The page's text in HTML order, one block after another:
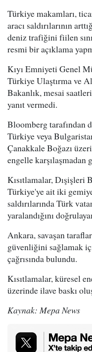
Türkiye makamları,
aracı saldırılarının
deniz trafiğini fiilen
resmi bir açıklama
Kıyı Emniyeti Genel
Türkiye Ulaştırma ve
Bakanlık, mesai
yanıt vermedi.
Bloomberg tarafından
Türkiye veya
Çanakkale Boğazı
engelle karşılaşmadan
Kısıtlamalar, Dışişleri
Türkiye'ye ait iki
saldırılarında Türk
yaralandığını
Ankara, savaşan
güvenliğini sağlamak
çağrısında bulundu.
Kısıtlamalar, küresel
üzerinde ilave baskı
Kaynak: Mepa News